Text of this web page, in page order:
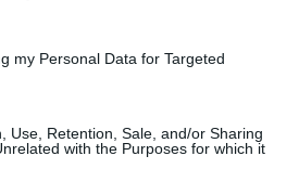
my Personal Data for Targeted
Use, Retention, Sale, and/or Sharing
with the Purposes for which it
για
&